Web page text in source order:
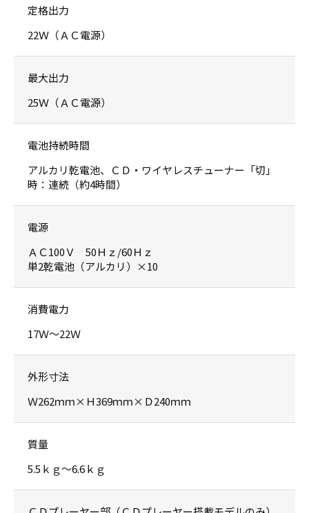
定格出力
22Ｗ（ＡＣ電源）
最大出力
25Ｗ（ＡＣ電源）
電池持続時間
アルカリ乾電池、ＣＤ・ワイヤレスチューナー「切」
時：連続（約4時間）
電源
ＡＣ100Ｖ 50Ｈｚ/60Ｈｚ
単2乾電池（アルカリ）×10
消費電力
17Ｗ〜22Ｗ
外形寸法
Ｗ262ｍｍ×Ｈ369ｍｍ×Ｄ240ｍｍ
質量
5.5ｋｇ〜6.6ｋｇ